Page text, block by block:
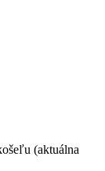
(aktuálna